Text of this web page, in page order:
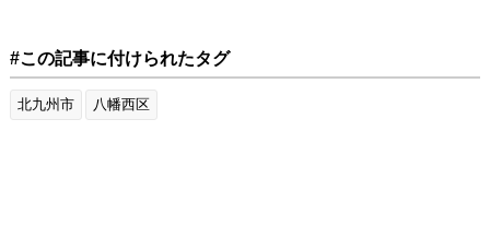
#この記事に付けられたタグ
北九州市 八幡西区